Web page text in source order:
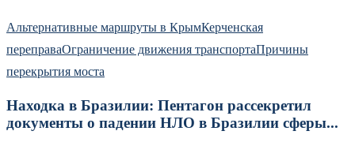
Альтернативные маршруты в КрымКерченская
переправаОграничение движения транспортаПричины
перекрытия моста
Находка в Бразилии: Пентагон рассекретил
документы о падении НЛО в Бразилии сферы...